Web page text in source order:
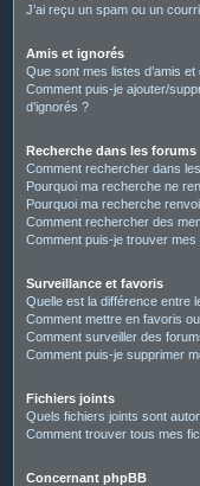
J’ai reçu un spam ou un
Amis et ignorés
Que sont mes listes d’amis et
Comment puis-je ajouter/
d’ignorés ?
Recherche dans les forums
Comment rechercher dans
Pourquoi ma recherche ne
Pourquoi ma recherche
Comment rechercher des
Comment puis-je trouver
Surveillance et favoris
Quelle est la différence entre
Comment mettre en favoris
Comment surveiller des
Comment puis-je supprimer
Fichiers joints
Quels fichiers joints sont
Comment trouver tous mes
Concernant phpBB